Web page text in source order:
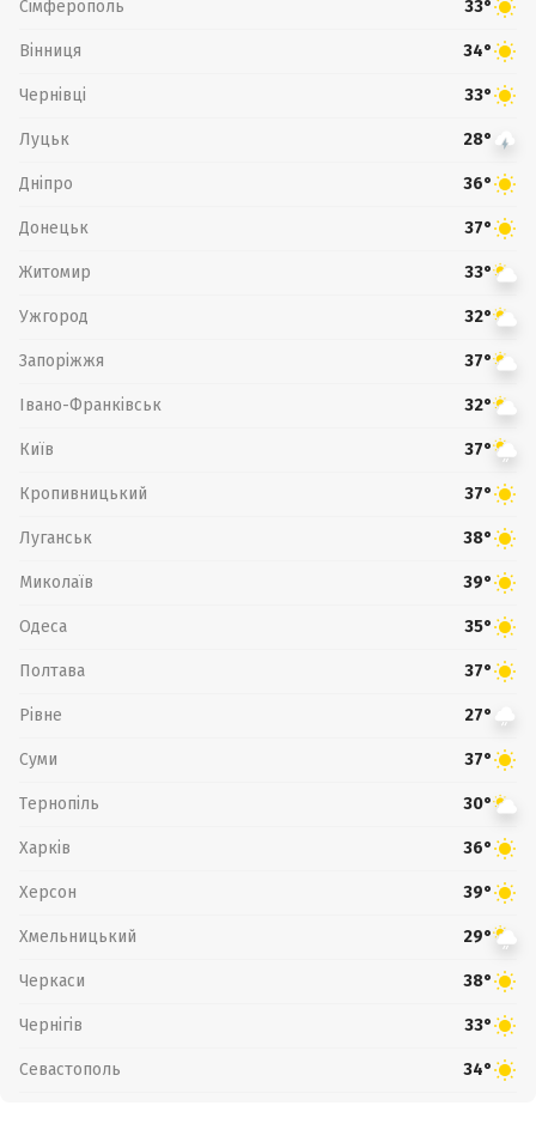
Сімферополь 33°
Вінниця 34°
Чернівці 33°
Луцьк 28°
Дніпро 36°
Донецьк 37°
Житомир 33°
Ужгород 32°
Запоріжжя 37°
Івано-Франківськ 32°
Київ 37°
Кропивницький 37°
Луганськ 38°
Миколаїв 39°
Одеса 35°
Полтава 37°
Рівне 27°
Суми 37°
Тернопіль 30°
Харків 36°
Херсон 39°
Хмельницький 29°
Черкаси 38°
Чернігів 33°
Севастополь 34°